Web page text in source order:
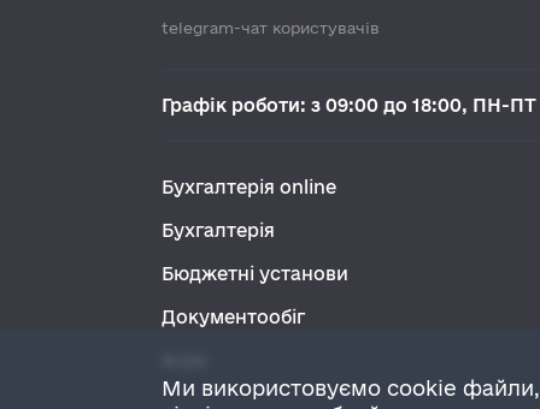
telegram-чат користувачів
Графік роботи: з 09:00 до 18:00, ПН-ПТ
Бухгалтерія online
Бухгалтерія
Бюджетні установи
Документообіг
Ми використовуємо cookie